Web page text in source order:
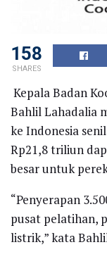
158
SHARES
Kepala Badan
Bahlil Lahadalia
ke Indonesia
Rp21,8 triliun
besar untuk
“Penyerapan
pusat pelatihan,
listrik,” kata